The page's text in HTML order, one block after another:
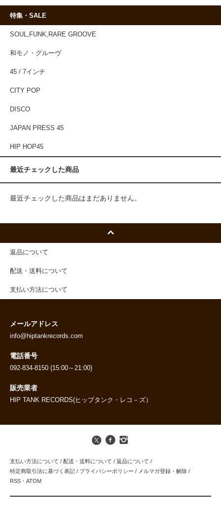
特集・SALE
SOUL,FUNK,RARE GROOVE
和モノ・グルーヴ
45 / 7インチ
CITY POP
DISCO
JAPAN PRESS 45
HIP HOP45
最近チェックした商品
最近チェックした商品はまだありません。
返品について
配送・送料について
支払い方法について
メールアドレス
info@hiptankrecords.com
電話番号
092-834-8150 (15:00～21:00)
販売業者
HIP TANK RECORDS(ヒップタンク・レコ－ズ）
支払い方法について / 配送・送料について / 返品について /
特定商取引法に基づく表記 / プライバシーポリシー / メルマガ登録・解除 /
RSS ・ ATOM